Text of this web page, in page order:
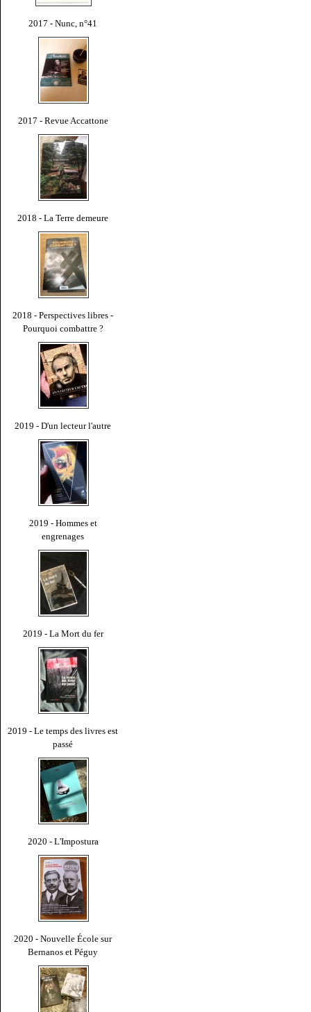
2017 - Nunc, n°41
2017 - Revue Accattone
2018 - La Terre demeure
2018 - Perspectives libres -
Pourquoi combattre ?
2019 - D'un lecteur l'autre
2019 - Hommes et
engrenages
2019 - La Mort du fer
2019 - Le temps des livres est
passé
2020 - L'Impostura
2020 - Nouvelle École sur
Bernanos et Péguy